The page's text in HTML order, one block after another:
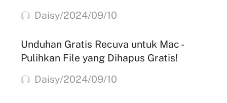
Daisy/2024/09/10
Unduhan Gratis Recuva untuk Mac -
Pulihkan File yang Dihapus Gratis!
Daisy/2024/09/10